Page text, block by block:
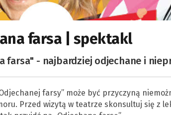
farsa | spektakl
farsa" - najbardziej odjechane i
farsy” może być przyczyną
Przed wizytą w teatrze skonsultuj się z